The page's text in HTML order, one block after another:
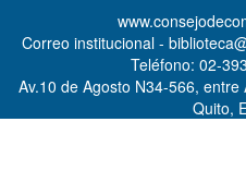
Correo institucional -
Teléfono: 02-
Av.10 de Agosto N34-566,
Quito,